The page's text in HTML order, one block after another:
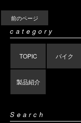
前のページ
category
TOPIC バイク
製品紹介
Search